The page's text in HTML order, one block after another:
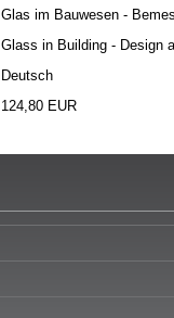
Glas im Bauwesen -
Glass in Building - Design
Deutsch
124,80 EUR